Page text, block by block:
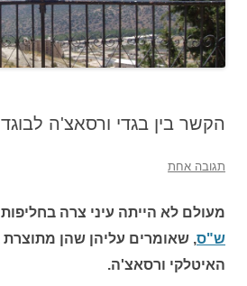
הקשר בין בגדי ורסאצ'ה
תגובה אחת
מעולם לא הייתה עיני צרה
ש"ס, שאומרים עליהן שהן מתוצרת
האיטלקי ורסאצ'ה.